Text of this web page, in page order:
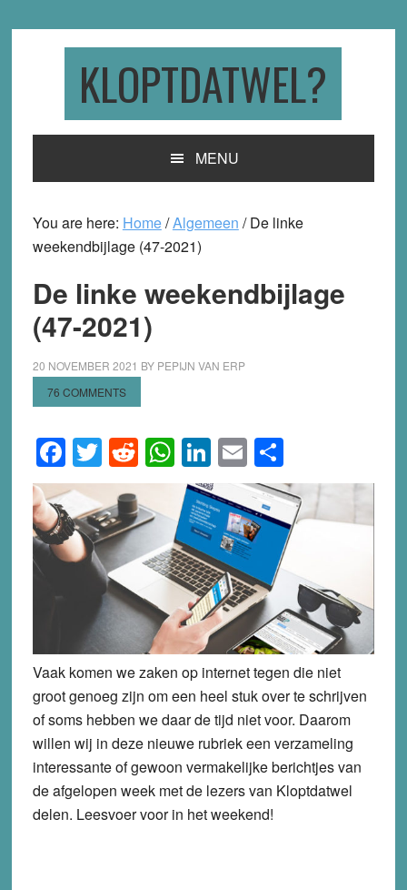
KLOPTDATWEL?
MENU
You are here: Home/Algemeen /De linke
weekendbijlage (47-2021)
De linke weekendbijlage
(47-2021)
20 NOVEMBER 2021 BY PEPIJN VAN ERP
76 COMMENTS
Facebook
Twitter
Reddit
WhatsApp
LinkedIn
EmailShare
Vaak komen we zaken op internet tegen die niet
groot genoeg zijn om een heel stuk over te schrijven
of soms hebben we daar de tijd niet voor. Daarom
willen wij in deze nieuwe rubriek een verzameling
interessante of gewoon vermakelijke berichtjes van
de afgelopen week met de lezers van Kloptdatwel
delen. Leesvoer voor in het weekend!